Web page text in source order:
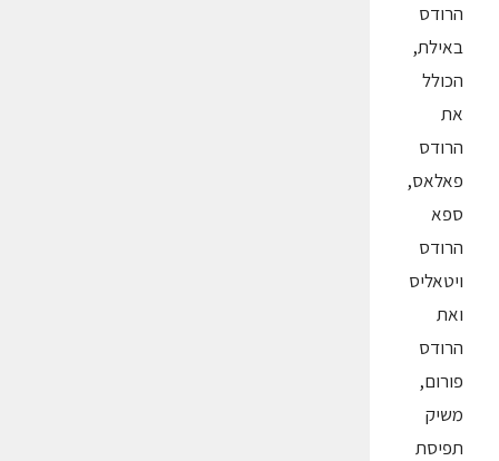
הרודס
באילת,
הכולל
את
הרודס
פאלאס,
ספא
הרודס
ויטאליס
ואת
הרודס
פורום,
משיק
תפיסת